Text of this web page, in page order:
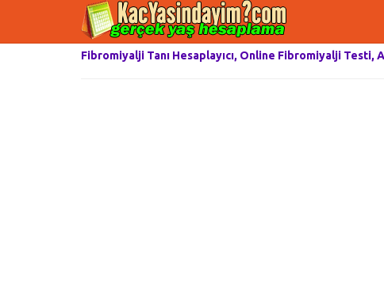
Fibromiyalji Tanı Hesaplayıcı, Online Fibromiyalji Testi,